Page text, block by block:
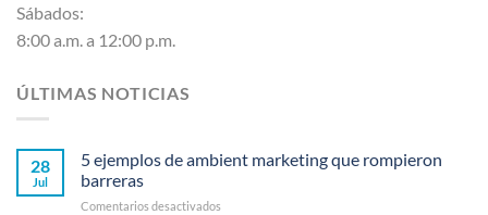
Sábados:
8:00 a.m. a 12:00 p.m.
ÚLTIMAS NOTICIAS
28
Jul
5 ejemplos de ambient marketing que rompieron
barreras
Comentarios desactivados